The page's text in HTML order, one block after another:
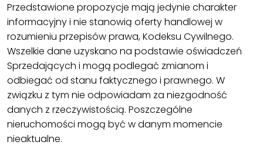
Przedstawione propozycje mają jedynie charakter
informacyjny i nie stanowią oferty handlowej w
rozumieniu przepisów prawa, Kodeksu Cywilnego.
Wszelkie dane uzyskano na podstawie oświadczeń
Sprzedających i mogą podlegać zmianom i
odbiegać od stanu faktycznego i prawnego. W
związku z tym nie odpowiadam za niezgodność
danych z rzeczywistością. Poszczególne
nieruchomości mogą być w danym momencie
nieaktualne.